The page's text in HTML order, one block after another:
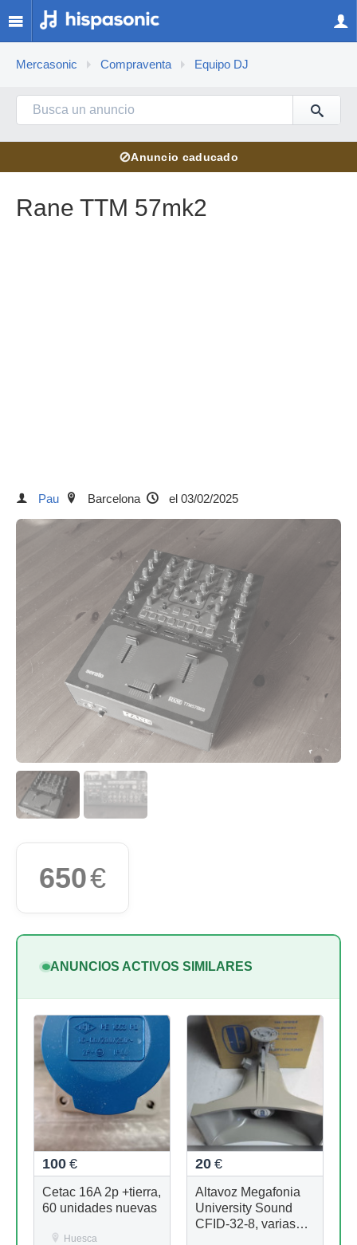
Mercasonic Compraventa Equipo DJ
⊘Anuncio caducado
Rane TTM 57mk2
Pau Barcelona el 03/02/2025
650€
ANUNCIOS ACTIVOS SIMILARES
100 €
Cetac 16A 2p +tierra,
60 unidades nuevas
Huesca
20 €
Altavoz Megafonia
University Sound
CFID-32-8, varias